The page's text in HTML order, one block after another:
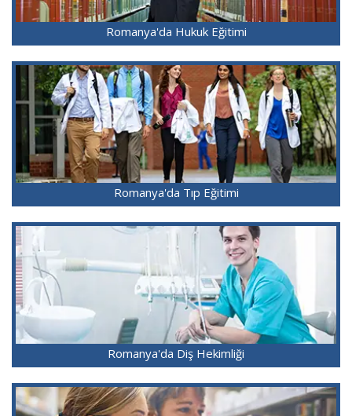
Romanya'da Hukuk Eğitimi
Romanya'da Tıp Eğitimi
Romanya'da Diş Hekimliği